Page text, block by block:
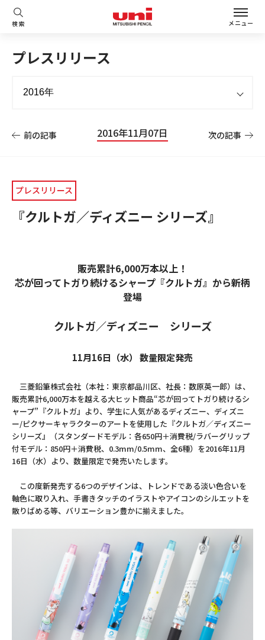
検索 メニュー
プレスリリース
前の記事 2016年11月07日 次の記事
プレスリリース
『クルトガ／ディズニー シリーズ』
販売累計6,000万本以上！
芯が回ってトガり続けるシャープ『クルトガ』から新柄
登場
クルトガ／ディズニー シリーズ
11月16日（水） 数量限定発売
三菱鉛筆株式会社（本社：東京都品川区、社長：数原英一郎）は、
販売累計6,000万本を越える大ヒット商品“芯が回ってトガり続けるシ
ャープ”『クルトガ』より、学生に人気があるディズニー、ディズニ
ー/ピクサーキャラクターのアートを使用した『クルトガ／ディズニー
シリーズ』（スタンダードモデル：各650円＋消費税/ラバーグリップ
付モデル：850円＋消費税、0.3mm/0.5mm、全6種）を2016年11月
16日（水）より、数量限定で発売いたします。
この度新発売する6つのデザインは、トレンドである淡い色合いを
軸色に取り入れ、手書きタッチのイラストやアイコンのシルエットを
散りばめる等、バリエーション豊かに揃えました。